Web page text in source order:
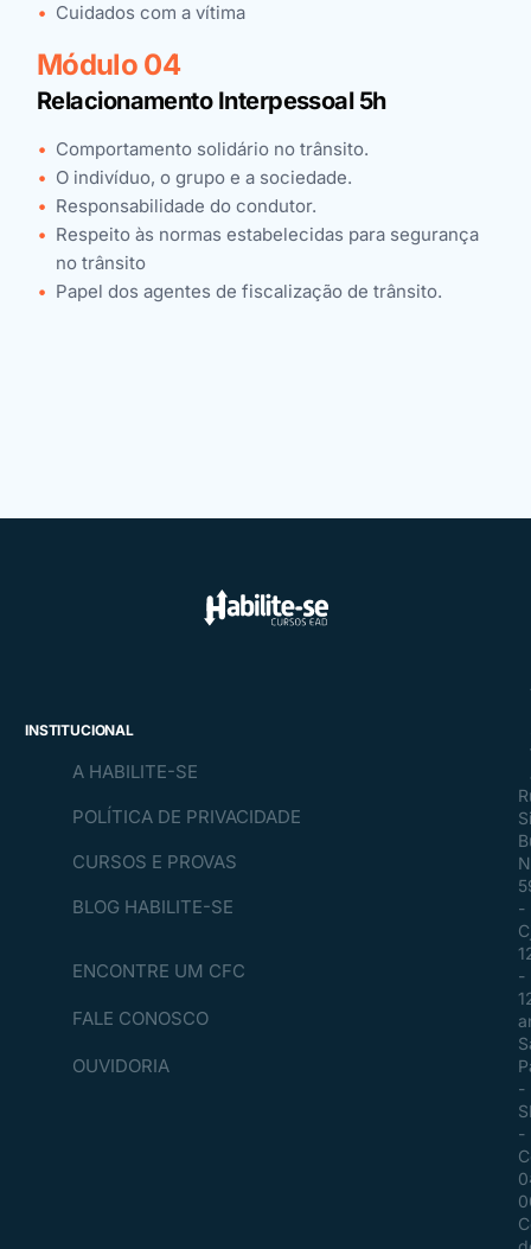
Cuidados com a vítima
Módulo 04
Relacionamento Interpessoal 5h
Comportamento solidário no trânsito.
O indivíduo, o grupo e a sociedade.
Responsabilidade do condutor.
Respeito às normas estabelecidas para segurança
no trânsito
Papel dos agentes de fiscalização de trânsito.
INSTITUCIONAL
A HABILITE-SE
POLÍTICA DE PRIVACIDADE
CURSOS E PROVAS
BLOG HABILITE-SE
ENCONTRE UM CFC
FALE CONOSCO
OUVIDORIA
-
-
-
-